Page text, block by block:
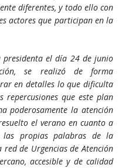
diferentes, y todo ello con
actores que participan en la
presidenta el día 24 de junio
se realizó de forma
en detalles lo que dificulta
repercusiones que este plan
poderosamente la atención
el verano en cuanto a
las propias palabras de la
de Urgencias de Atención
accesible y de calidad